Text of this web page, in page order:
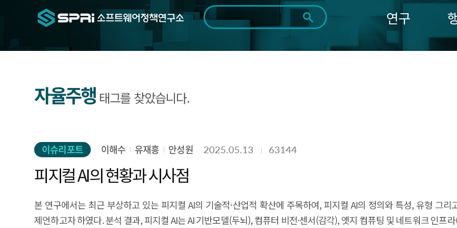
기간 전체 1일 1주 1개월 3개월 1년
연구
자율주행 태그를 찾았습니다.
이슈리포트 이해수 유재흥 안성원 2025.05.13 63144
피지컬 AI의 현황과 시사점
본 연구에서는 최근 부상하고 있는 피지컬 AI의 기술적·산업적 확산에 주목하여, 피지컬 AI의 정의와 특성, 유형 그
제언하고자 하였다. 분석 결과, 피지컬 AI는 AI 기반모델(두뇌), 컴퓨터 비전·센서(감각), 엣지 컴퓨팅 및 네트워크 인프